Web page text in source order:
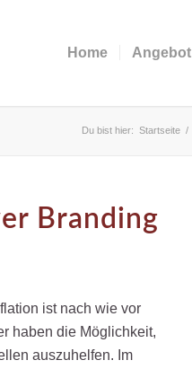
Home Angebot
Du bist hier: Startseite /
Branding
ist nach wie vor
haben die Möglichkeit,
auszuhelfen. Im